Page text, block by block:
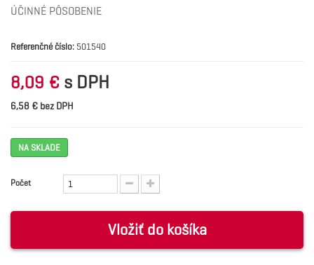
ÚČINNÉ PÔSOBENIE
Referenčné číslo: 501540
8,09 € s DPH
6,58 € bez DPH
NA SKLADE
Počet
Vložiť do košíka